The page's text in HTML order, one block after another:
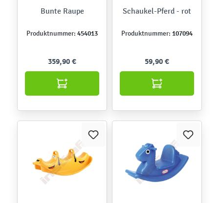
Bunte Raupe
Produktnummer: 454013
359,90 €
Schaukel-Pferd - rot
Produktnummer: 107094
59,90 €